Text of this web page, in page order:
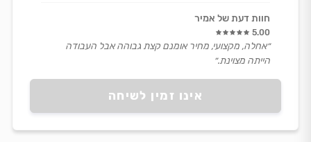
אינו זמין לשיחה
חוות דעת של אמיר
5.00
״אחלה, מקצועי, מחיר אומנם קצת גבוהה אבל העבודה
הייתה מצוינת.״